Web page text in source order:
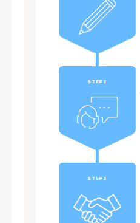
STEP2
STEP3